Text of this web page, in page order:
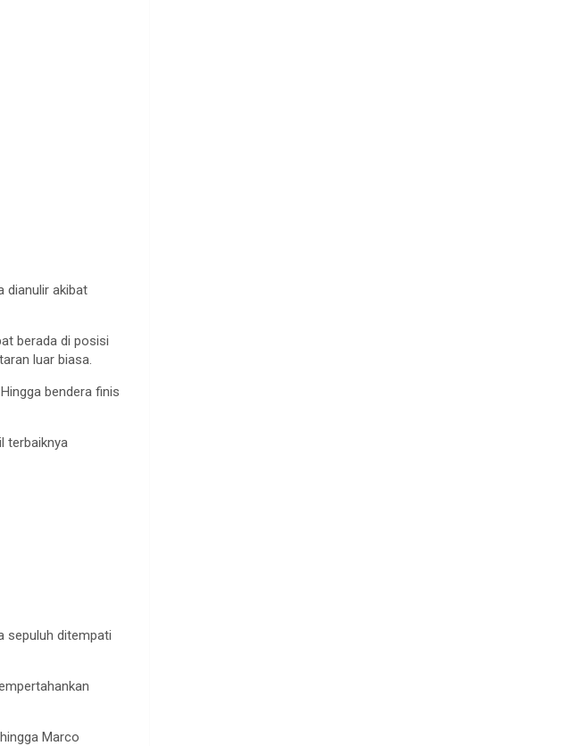
dianulir akibat
berada di posisi
luar biasa.
bendera finis
terbaiknya
sepuluh ditempati
Marco